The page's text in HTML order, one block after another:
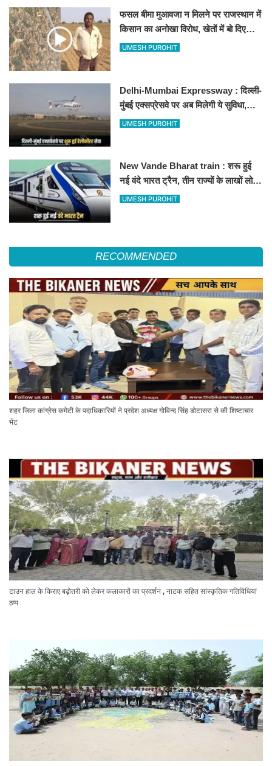
फसल बीमा मुआवजा न मिलने पर राजस्थान में
किसान का अनोखा विरोध, खेतों में बो दिए
500-500 रुपए के नोट, वीडियो वायरल
UMESH PUROHIT
Delhi-Mumbai Expressway : दिल्ली-
मुंबई एक्सप्रेसवे पर अब मिलेगी ये सुविधा,
हेलीकॉप्टर सर्विस से तुरंत घायल पहुंचेगा
UMESH PUROHIT
New Vande Bharat train : शरू हुई
नई वंदे भारत ट्रैन, तीन राज्यों के लाखों लोगों
का सफर होगा आसान, देखें पूरा रूटमैप
UMESH PUROHIT
RECOMMENDED
शहर जिला कांग्रेस कमेटी के पदाधिकारियों ने प्रदेश अध्यक्ष गोविन्द सिंह डोटासरा से की शिष्टाचार
भेंट
टाउन हाल के किराए बढ़ोतरी को लेकर कलाकारों का प्रदर्शन , नाटक सहित सांस्कृतिक गतिविधियां
ठप्प